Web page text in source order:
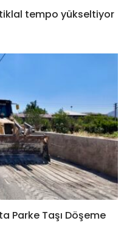
tempo yükseltiyor
Parke Taşı Döşeme